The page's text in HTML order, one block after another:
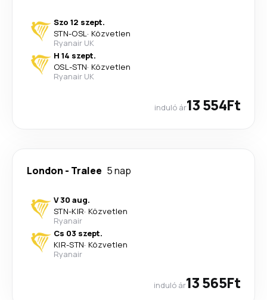
Szo 12 szept.
STN-OSL· Közvetlen
Ryanair UK
H 14 szept.
OSL-STN· Közvetlen
Ryanair UK
induló ár13 554Ft
London - Tralee 5 nap
V 30 aug.
STN-KIR· Közvetlen
Ryanair
Cs 03 szept.
KIR-STN· Közvetlen
Ryanair
induló ár13 565Ft